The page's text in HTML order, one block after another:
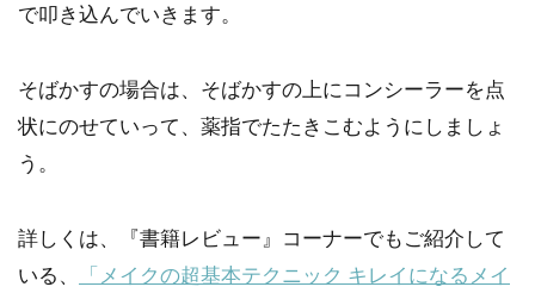
で叩き込んでいきます。
そばかすの場合は、そばかすの上にコンシーラーを点
状にのせていって、薬指でたたきこむようにしましょ
う。
詳しくは、『書籍レビュー』コーナーでもご紹介して
いる、
「メイクの超基本テクニック キレイになるメイ